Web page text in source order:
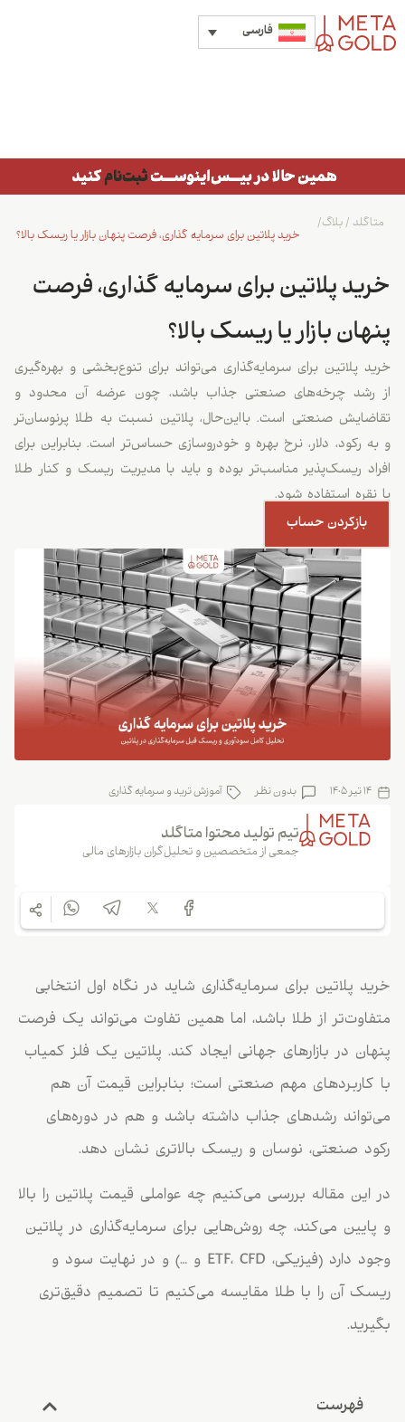
فارسی
خرید پلاتین برای سرمایه گذاری، فرصت پنهان بازار یا ریسک بالا؟
متاگلد /بلاگ/
خرید پلاتین برای سرمایه گذاری، فرصت
پنهان بازار یا ریسک بالا؟
خرید پلاتین برای سرمایه‌گذاری می‌تواند برای تنوع‌بخشی و بهره‌گیری
از رشد چرخه‌های صنعتی جذاب باشد، چون عرضه آن محدود و
تقاضایش صنعتی است. بااین‌حال، پلاتین نسبت به طلا پرنوسان‌تر
و به رکود، دلار، نرخ بهره و خودروسازی حساس‌تر است. بنابراین برای
افراد ریسک‌پذیر مناسب‌تر بوده و باید با مدیریت ریسک و کنار طلا
یا نقره استفاده شود.
بازکردن حساب
14 تیر 1405 بدون نظر آموزش ترید و سرمایه گذاری
تیم تولید محتوا متاگلد
جمعی از متخصصین و تحلیل‌گران بازارهای مالی
خرید پلاتین برای سرمایه‌گذاری شاید در نگاه اول انتخابی
متفاوت‌تر از طلا باشد، اما همین تفاوت می‌تواند یک فرصت
پنهان در بازارهای جهانی ایجاد کند. پلاتین یک فلز کمیاب
با کاربردهای مهم صنعتی است؛ بنابراین قیمت آن هم
می‌تواند رشدهای جذاب داشته باشد و هم در دوره‌های
رکود صنعتی، نوسان و ریسک بالاتری نشان دهد.
در این مقاله بررسی می‌کنیم چه عواملی قیمت پلاتین را بالا
و پایین می‌کند، چه روش‌هایی برای سرمایه‌گذاری در پلاتین
وجود دارد (فیزیکی، ETF، CFD و …) و در نهایت سود و
ریسک آن را با طلا مقایسه می‌کنیم تا تصمیم دقیق‌تری
بگیرید.
فهرست